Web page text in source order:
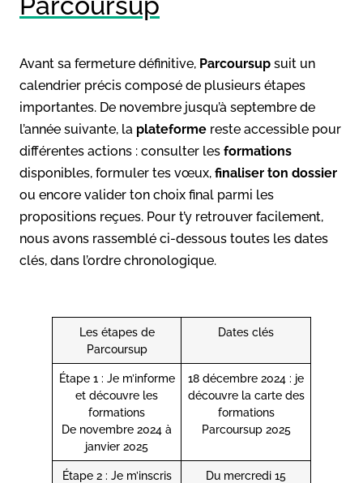
Avant sa fermeture définitive, Parcoursup suit un
calendrier précis composé de plusieurs étapes
importantes. De novembre jusqu’à septembre de
l’année suivante, la plateforme reste accessible pour
différentes actions : consulter les formations
disponibles, formuler tes vœux, finaliser ton dossier
ou encore valider ton choix final parmi les
propositions reçues. Pour t’y retrouver facilement,
nous avons rassemblé ci-dessous toutes les dates
clés, dans l’ordre chronologique.
Les étapes de
Parcoursup
Dates clés
Étape 1 : Je m’informe
et découvre les
formations
De novembre 2024 à
janvier 2025
18 décembre 2024 : je
découvre la carte des
formations
Parcoursup 2025
Étape 2 : Je m’inscris
Du mercredi 15